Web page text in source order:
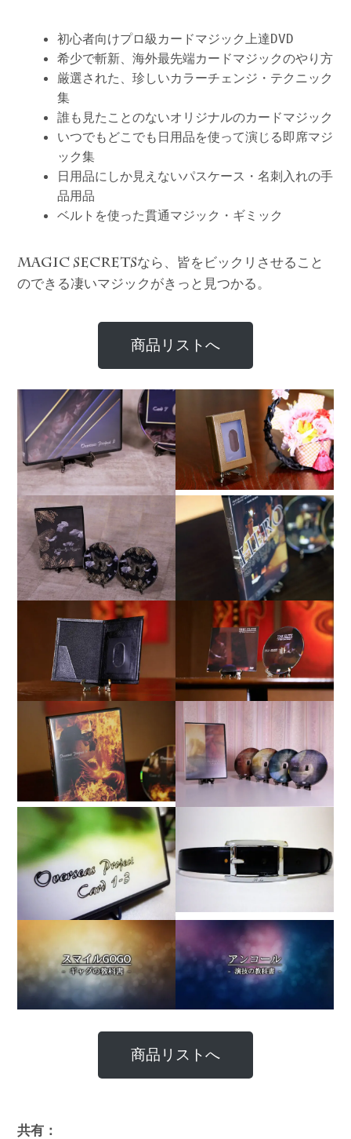
初心者向けプロ級カードマジック上達DVD
希少で斬新、海外最先端カードマジックのやり方
厳選された、珍しいカラーチェンジ・テクニック
集
誰も見たことのないオリジナルのカードマジック
いつでもどこでも日用品を使って演じる即席マジ
ック集
日用品にしか見えないパスケース・名刺入れの手
品用品
ベルトを使った貫通マジック・ギミック
MAGIC SECRETSなら、皆をビックリさせること
のできる凄いマジックがきっと見つかる。
商品リストへ
商品リストへ
共有：